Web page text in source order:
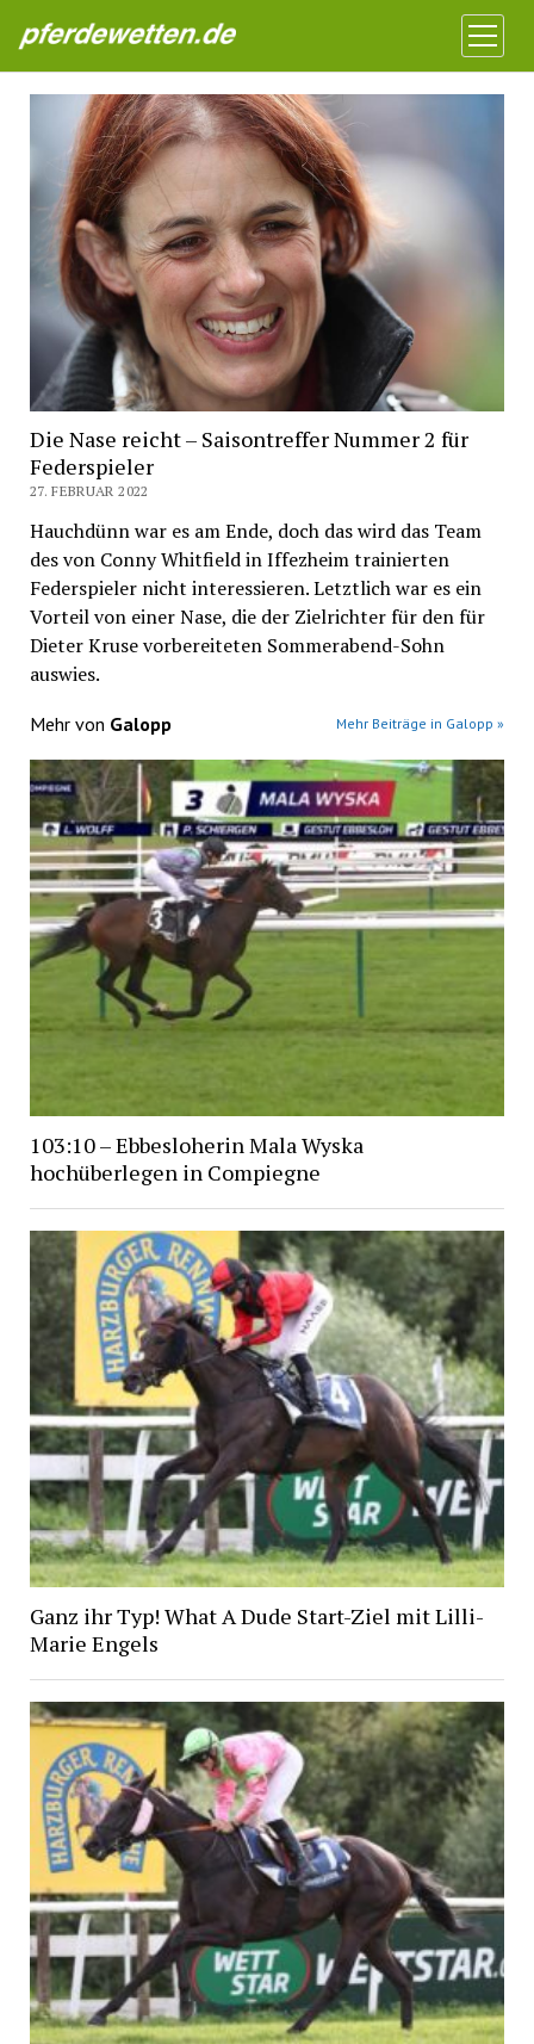
Pferdewetten News
Menü
öffnen
Die Nase reicht – Saisontreffer Nummer 2 für
Federspieler
27. FEBRUAR 2022
Hauchdünn war es am Ende, doch das wird das Team
des von Conny Whitfield in Iffezheim trainierten
Federspieler nicht interessieren. Letztlich war es ein
Vorteil von einer Nase, die der Zielrichter für den für
Dieter Kruse vorbereiteten Sommerabend-Sohn
auswies.
Mehr von Galopp Mehr Beiträge in Galopp »
103:10 – Ebbesloherin Mala Wyska
hochüberlegen in Compiegne
Ganz ihr Typ! What A Dude Start-Ziel mit Lilli-
Marie Engels